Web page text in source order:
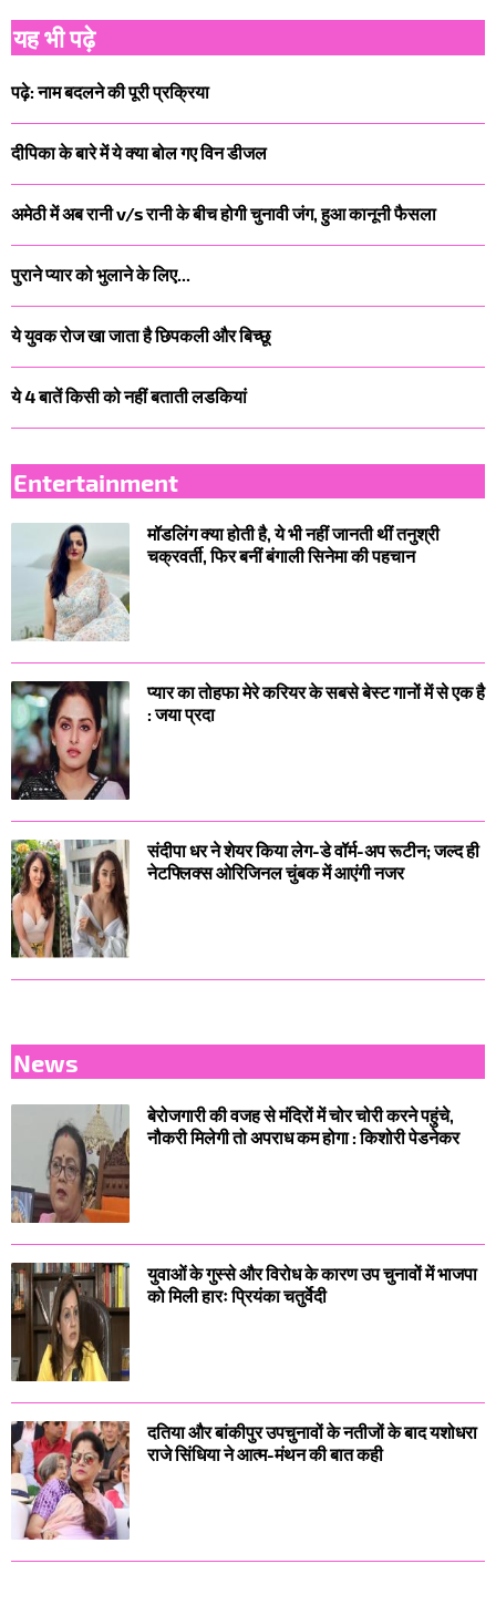
यह भी पढ़े
पढ़े: नाम बदलने की पूरी प्रक्रिया
दीपिका के बारे में ये क्या बोल गए विन डीजल
अमेठी में अब रानी v/s रानी के बीच होगी चुनावी जंग, हुआ कानूनी फैसला
पुराने प्यार को भुलाने के लिए...
ये युवक रोज खा जाता है छिपकली और बिच्छू
ये 4 बातें किसी को नहीं बताती लडकियां
Entertainment
मॉडलिंग क्या होती है, ये भी नहीं जानती थीं तनुश्री
चक्रवर्ती, फिर बनीं बंगाली सिनेमा की पहचान
प्यार का तोहफा मेरे करियर के सबसे बेस्ट गानों में से एक है
: जया प्रदा
संदीपा धर ने शेयर किया लेग-डे वॉर्म-अप रूटीन; जल्द ही
नेटफ्लिक्स ओरिजिनल चुंबक में आएंगी नजर
News
बेरोजगारी की वजह से मंदिरों में चोर चोरी करने पहुंचे,
नौकरी मिलेगी तो अपराध कम होगा : किशोरी पेडनेकर
युवाओं के गुस्से और विरोध के कारण उप चुनावों में भाजपा
को मिली हारः प्रियंका चतुर्वेदी
दतिया और बांकीपुर उपचुनावों के नतीजों के बाद यशोधरा
राजे सिंधिया ने आत्म-मंथन की बात कही